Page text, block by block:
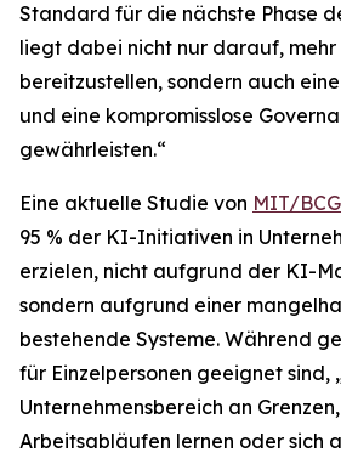
Standard für die nächste Phase
liegt dabei nicht nur darauf, mehr
bereitzustellen, sondern auch
und eine kompromisslose
gewährleisten.“
Eine aktuelle Studie von MIT/BCG
95 % der KI-Initiativen in
erzielen, nicht aufgrund der KI-
sondern aufgrund einer
bestehende Systeme. Während
für Einzelpersonen geeignet sind,
Unternehmensbereich an
Arbeitsabläufen lernen oder sich